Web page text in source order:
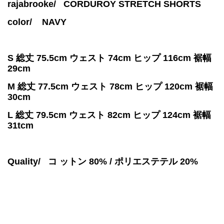
rajabrooke/ CORDUROY STRETCH SHORTS
color/ NAVY
S 総丈 75.5cm ウェスト 74cm ヒップ 116cm 裾幅
29cm
M 総丈 77.5cm ウェスト 78cm ヒップ 120cm 裾幅
30cm
L 総丈 79.5cm ウェスト 82cm ヒップ 124cm 裾幅
31tcm
Quality/ コ ットン 80% / ポリエステテル 20%